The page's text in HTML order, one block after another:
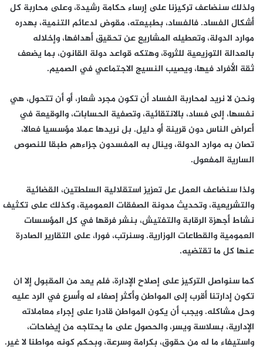
ولذلك سنضاعف تركيزنا على إرساء حكامة رشيدة، وعلى محاربة كل
أشكال الفساد. فالفساد، بطبيعته، مقوض لدعائم التنمية، بهدره
موارد الدولة، وتعطيله المشاريع عن تحقيق أهدافها، وإخلاله
بالعدالة التوزيعية للثروة، وهتكه قواعد دولة القانون، بما يضعف
ثقة الأفراد فيها، ويصيب النسيج الاجتماعي في الصميم.
ونحن لا نريد لمحاربة الفساد أن تكون مجرد شعار، أو أن تتحول، هي
نفسها، إلى فساد، بالانتقائية، وتصفية الحسابات، والوقيعة في
أعراض الناس دون قرينة أو دليل. بل نريدها عملا مؤسسيا فعالا،
تصان به موارد الدولة، وينال به المفسدون جزاءهم طبقا للنصوص
السارية المفعول.
ولذا سنضاعف العمل عل تعزيز استقلالية السلطتين، القضائية
والتشريعية، وتحديث مدونة الصفقات العمومية، وكذلك على تكثيف
نشاط أجهزة الرقابة والتفتيش، بنشر فرقها في كل المؤسسات
العمومية والقطاعات الوزارية. وسنرتب، فورا، على التقارير الصادرة
عنها كل ما تقتضيه.
كما سنواصل التركيز على إصلاح الإدارة، فلم يعد من المقبول إلا ان
تكون إدارتنا أقرب إلى المواطن وأكثر إصغاء له وأسرع في الرد عليه
وحل مشاكله. ويجب أن يكون المواطن قادرا على إجراء معاملاته
الإدارية، بسلاسة ويسر، والحصول على ما يحتاجه من إيضاحات،
واستيفاء ما له من حقوق، بكرامة وسرعة، وبحكم كونه مواطنا لا غير.